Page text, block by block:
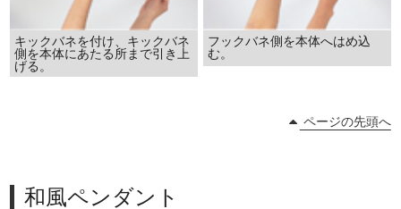
キックバネを付け、キックバネ
側を本体にあたる所まで引き上
げる。
フックバネ側を本体へはめ込
む。
ページの先頭へ
和風ペンダント